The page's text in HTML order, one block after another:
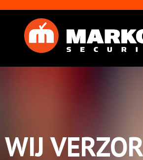
WIJ